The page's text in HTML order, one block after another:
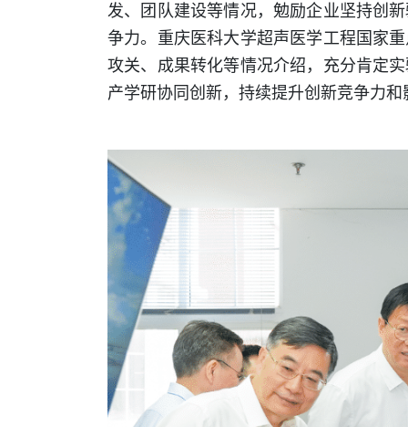
发、团队建设等情况，勉励企业坚持创
争力。重庆医科大学超声医学工程国家
攻关、成果转化等情况介绍，充分肯定
产学研协同创新，持续提升创新竞争力和